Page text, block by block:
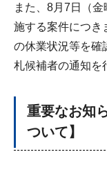
また、8月7日（
施する案件につき
の休業状況等を確
札候補者の通知を
重要なお知
ついて】